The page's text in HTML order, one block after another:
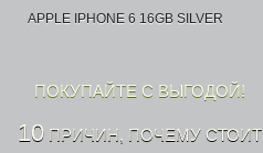
APPLE IPHONE 6 16GB SILVER
ПОКУПАЙТЕ С ВЫГОДОЙ!
10ПРИЧИН, ПОЧЕМУ СТОИТ